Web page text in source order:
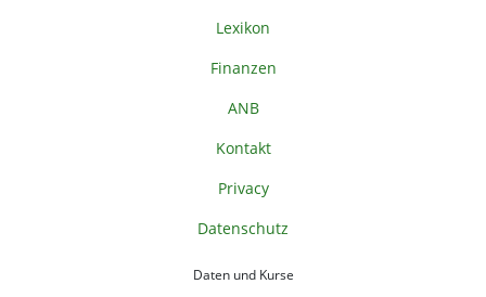
Lexikon
Finanzen
ANB
Kontakt
Privacy
Datenschutz
Daten und Kurse